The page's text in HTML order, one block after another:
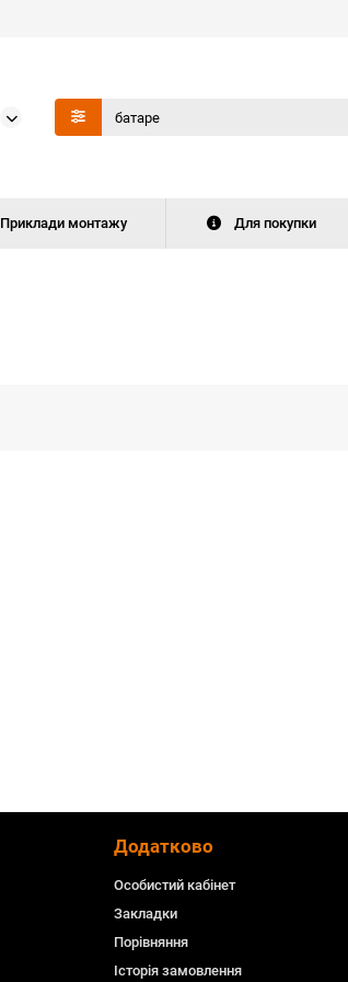
Приклади монтажу Для покупки
Додатково
Особистий кабінет
Закладки
Порівняння
Історія замовлення